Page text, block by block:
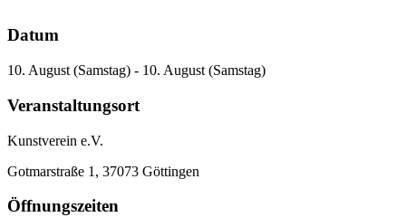
Datum
10. August (Samstag) - 10. August (Samstag)
Veranstaltungsort
Kunstverein e.V.
Gotmarstraße 1, 37073 Göttingen
Öffnungszeiten